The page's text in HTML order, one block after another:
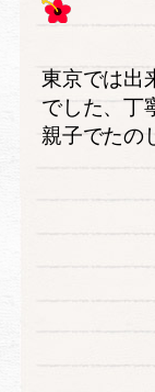
東京では出
でした、丁
親子でたの